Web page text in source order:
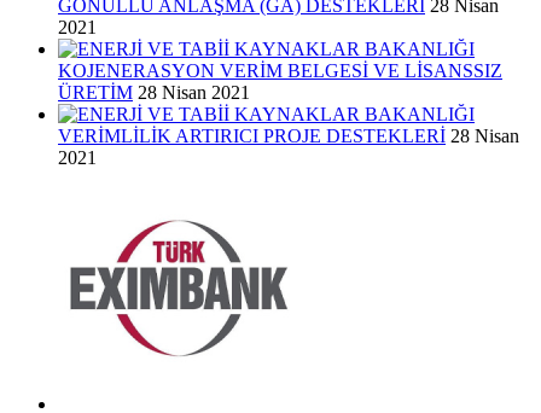
GÖNÜLLÜ ANLAŞMA (GA) DESTEKLERİ
28 Nisan
2021
KOJENERASYON VERİM BELGESİ VE LİSANSSIZ
ÜRETİM 28 Nisan 2021
VERİMLİLİK ARTIRICI PROJE DESTEKLERİ 28 Nisan
2021